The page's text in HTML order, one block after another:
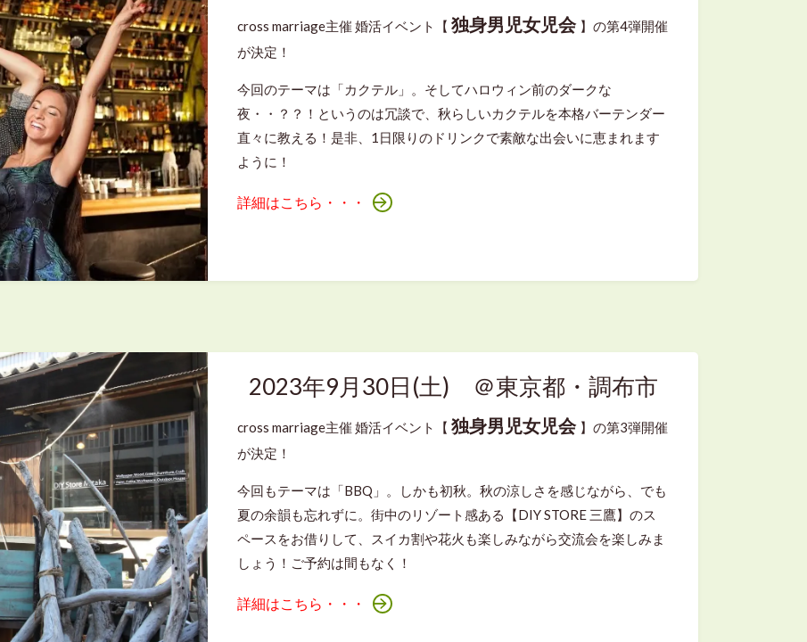
cross marriage主催 婚活イベント【 独身男児女児会 】の第4弾開催
が決定！
今回のテーマは「カクテル」。そしてハロウィン前のダークな
夜・・？？！というのは冗談で、秋らしいカクテルを本格バーテンダー
直々に教える！是非、1日限りのドリンクで素敵な出会いに恵まれます
ように！
詳細はこちら・・・
2023年9月30日(土) ＠東京都・調布市
cross marriage主催 婚活イベント【 独身男児女児会 】の第3弾開催
が決定！
今回もテーマは「BBQ」。しかも初秋。秋の涼しさを感じながら、でも
夏の余韻も忘れずに。街中のリゾート感ある【DIY STORE 三鷹】のス
ペースをお借りして、スイカ割や花火も楽しみながら交流会を楽しみま
しょう！ご予約は間もなく！
詳細はこちら・・・